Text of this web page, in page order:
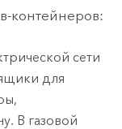
контейнеров:
сети
для
В газовой